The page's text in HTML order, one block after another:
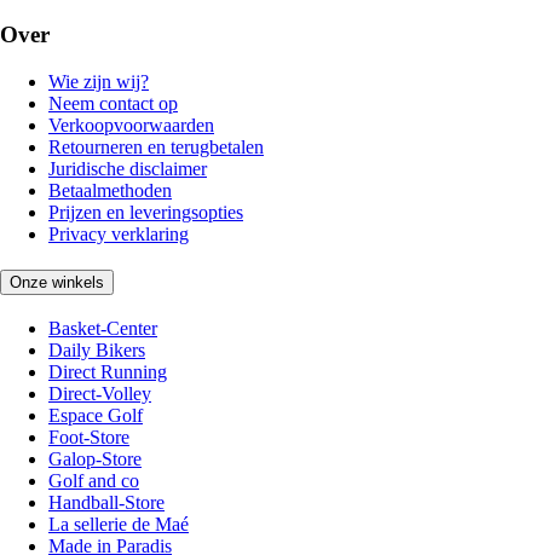
Over
Wie zijn wij?
Neem contact op
Verkoopvoorwaarden
Retourneren en terugbetalen
Juridische disclaimer
Betaalmethoden
Prijzen en leveringsopties
Privacy verklaring
Onze winkels
Basket-Center
Daily Bikers
Direct Running
Direct-Volley
Espace Golf
Foot-Store
Galop-Store
Golf and co
Handball-Store
La sellerie de Maé
Made in Paradis